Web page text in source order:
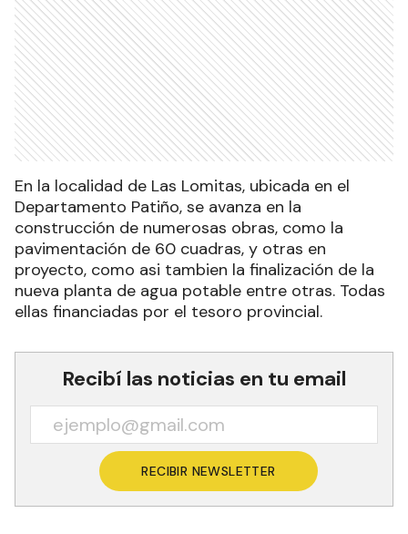
En la localidad de Las Lomitas, ubicada en el
Departamento Patiño, se avanza en la
construcción de numerosas obras, como la
pavimentación de 60 cuadras, y otras en
proyecto, como asi tambien la finalización de la
nueva planta de agua potable entre otras. Todas
ellas financiadas por el tesoro provincial.
Recibí las noticias en tu email
RECIBIR NEWSLETTER